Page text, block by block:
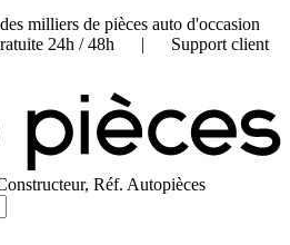
milliers de pièces auto d'occasion
24h / 48h | Support client
Réf. Autopièces